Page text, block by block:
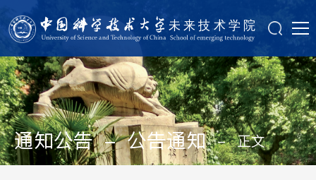
通知公告 - 公告通知 - 正文